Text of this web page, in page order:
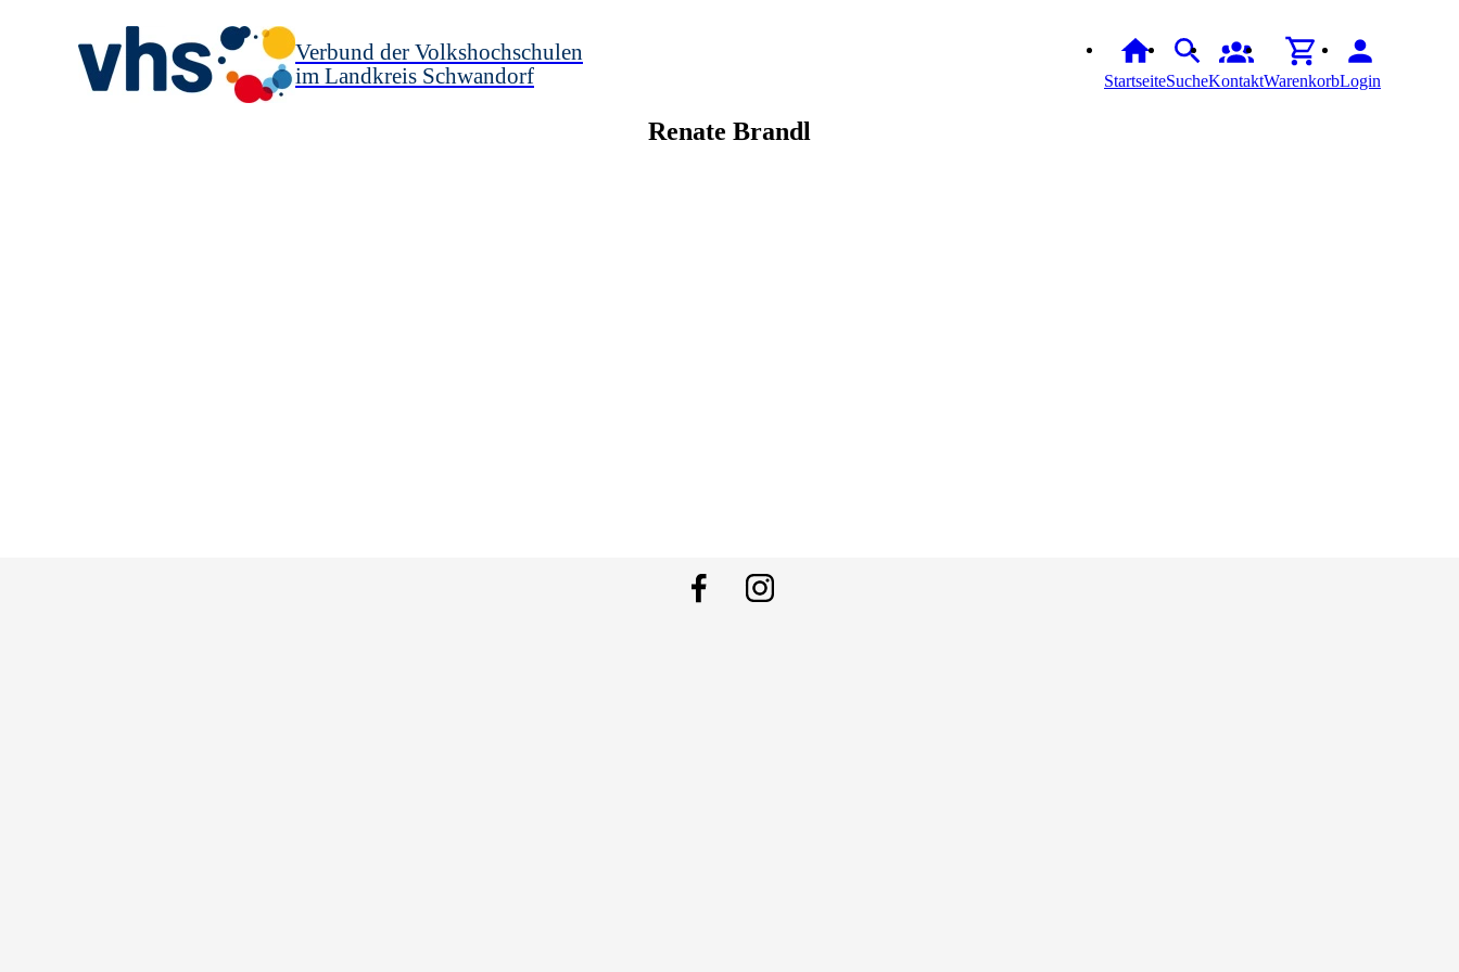
Verbund der Volkshochschulen
im Landkreis Schwandorf
StartseiteSucheKontaktWarenkorbLogin
Renate Brandl